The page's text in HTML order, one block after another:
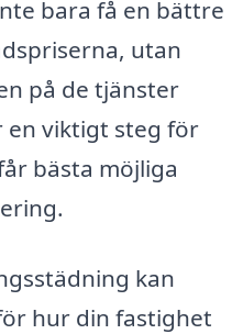
bara få en bättre
utan
på de tjänster
en viktigt steg för
bästa möjliga
kan
hur din fastighet